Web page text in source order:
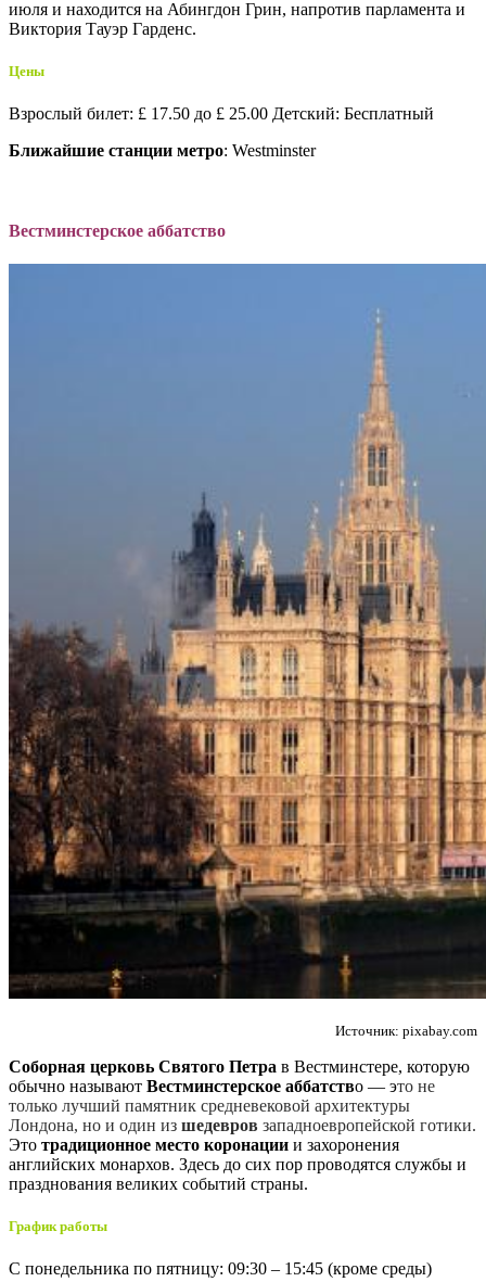
июля и находится на Абингдон Грин, напротив парламента и
Виктория Тауэр Гарденс.
Цены
Взрослый билет: £ 17.50 до £ 25.00 Детский: Бесплатный
Ближайшие станции метро: Westminster
Вестминстерское аббатство
Источник: pixabay.com
Соборная церковь Святого Петра в Вестминстере, которую
обычно называют Вестминстерское аббатство — это не
только лучший памятник средневековой архитектуры
Лондона, но и один из шедевров западноевропейской готики.
Это традиционное место коронации и захоронения
английских монархов. Здесь до сих пор проводятся службы и
празднования великих событий страны.
График работы
С понедельника по пятницу: 09:30 – 15:45 (кроме среды)